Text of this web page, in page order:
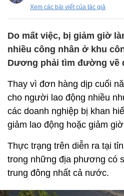
Xem các bài viết của tác giả
Do mất việc, bị giảm giờ
nhiều công nhân ở khu
Dương phải tìm đường về
Thay vì đơn hàng dịp cuối
cho người lao động nhiều
các doanh nghiệp bị khan
giảm lao động hoặc giảm
Thực trạng trên diễn ra tại
trong những địa phương có
trung đông nhất cả nước.